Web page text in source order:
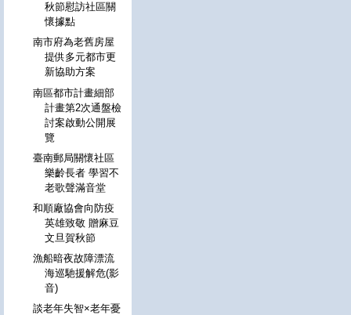
秋節慰訪社區關
懷據點
南市府為老舊房屋
提供多元都市更
新協助方案
南區都市計畫細部
計畫第2次通盤檢
討案啟動公開展
覽
臺南郵局關懷社區
樂齡長者 學習不
老歌聲滿音堂
和順廠協會向防疫
英雄致敬 贈麻豆
文旦賀秋節
漁船暗夜故障漂流
海巡馳援解危(影
音)
談老年失智×老年憂